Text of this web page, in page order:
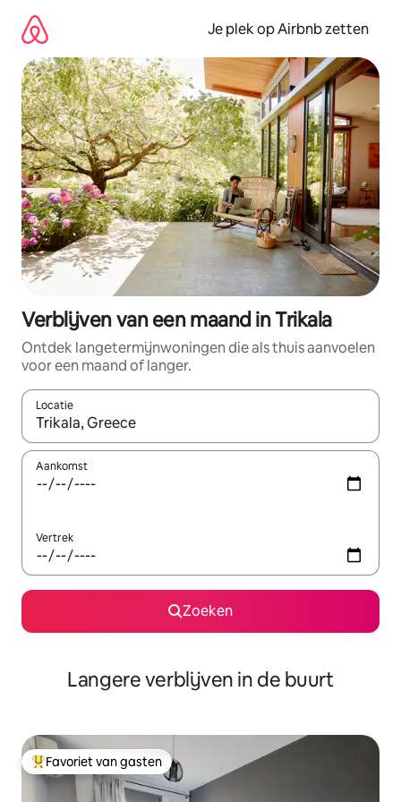
direct
naar
inhoud
Je plek op Airbnb zetten
Verblijven van een maand in Trikala
Ontdek langetermijnwoningen die als thuis aanvoelen
voor een maand of langer.
Locatie
Wanneer er resultaten beschikbaar zijn, maak je een keuze
Aankomst
Vertrek
Zoeken
Langere verblijven in de buurt
Topfavoriet van gasten
Favoriet van gasten